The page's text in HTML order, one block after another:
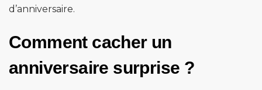
d’anniversaire.
Comment cacher un
anniversaire surprise ?